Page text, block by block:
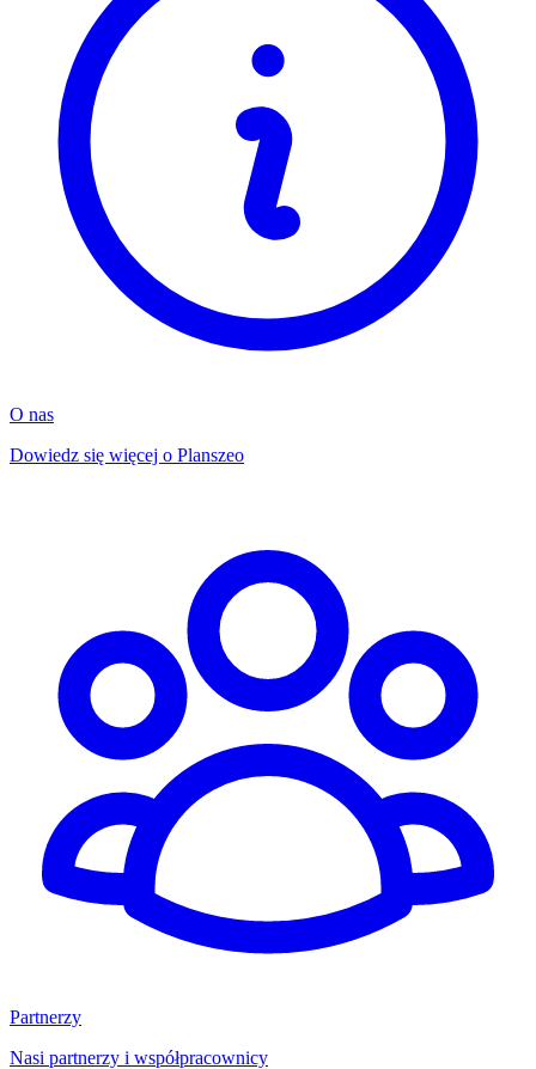
O nas
Dowiedz się więcej o Planszeo
Partnerzy
Nasi partnerzy i współpracownicy